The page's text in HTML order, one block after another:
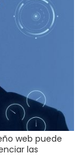
web puede
las